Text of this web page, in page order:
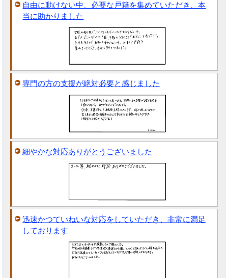
自由に動けない中、必要な戸籍を集めていただき、本
当に助かりました
専門の方の支援が絶対必要と感じました
細やかな対応ありがとうございました
迅速かつていねいな対応をしていただき、非常に満足
しております